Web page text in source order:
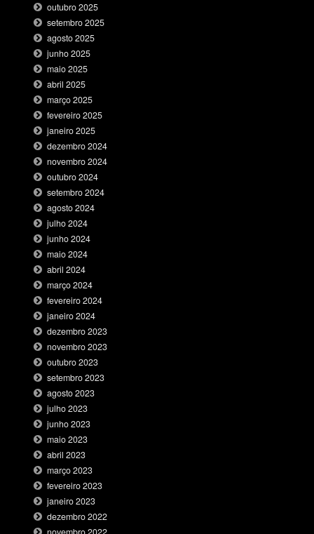
outubro 2025
setembro 2025
agosto 2025
junho 2025
maio 2025
abril 2025
março 2025
fevereiro 2025
janeiro 2025
dezembro 2024
novembro 2024
outubro 2024
setembro 2024
agosto 2024
julho 2024
junho 2024
maio 2024
abril 2024
março 2024
fevereiro 2024
janeiro 2024
dezembro 2023
novembro 2023
outubro 2023
setembro 2023
agosto 2023
julho 2023
junho 2023
maio 2023
abril 2023
março 2023
fevereiro 2023
janeiro 2023
dezembro 2022